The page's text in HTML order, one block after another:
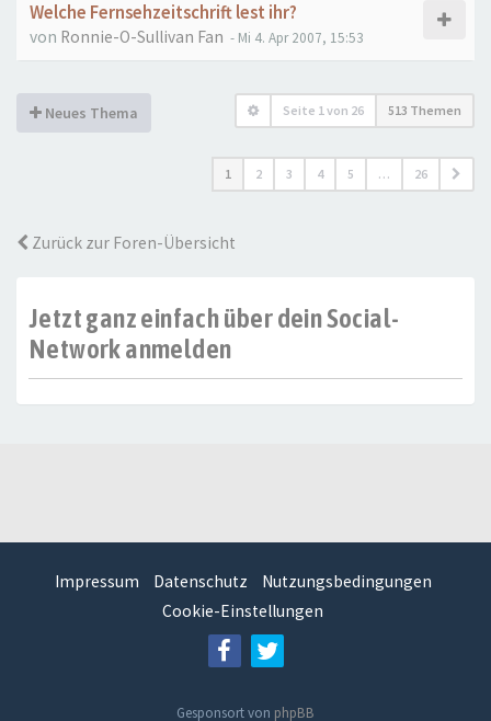
Welche Fernsehzeitschrift lest ihr?
von Ronnie-O-Sullivan Fan - Mi 4. Apr 2007, 15:53
Neues Thema Seite 1von 26 513 Themen
1 2 3 4 5 … 26
Zurück zur Foren-Übersicht
Jetzt ganz einfach über dein Social-
Network anmelden
Impressum Datenschutz
Nutzungsbedingungen
Cookie-Einstellungen
Gesponsort von phpBB